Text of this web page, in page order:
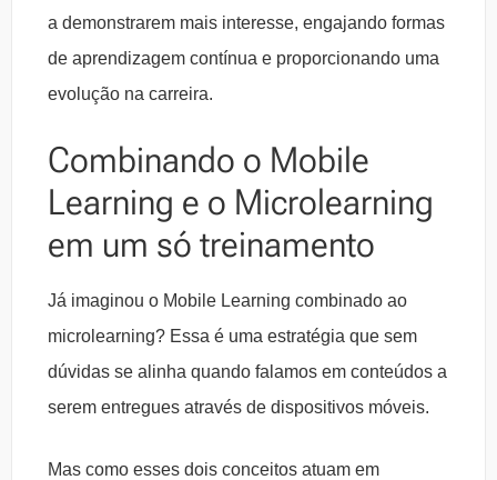
a demonstrarem mais interesse, engajando formas
de aprendizagem contínua e proporcionando uma
evolução na carreira.
Combinando o Mobile
Learning e o Microlearning
em um só treinamento
Já imaginou o Mobile Learning combinado ao
microlearning? Essa é uma estratégia que sem
dúvidas se alinha quando falamos em conteúdos a
serem entregues através de dispositivos móveis.
Mas como esses dois conceitos atuam em